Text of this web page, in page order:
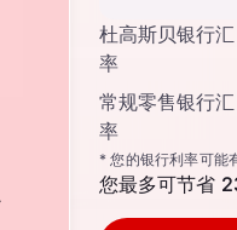
杜高斯贝银行汇
率
常规零售银行汇
率
* 您的银行利率可能
您最多可节省